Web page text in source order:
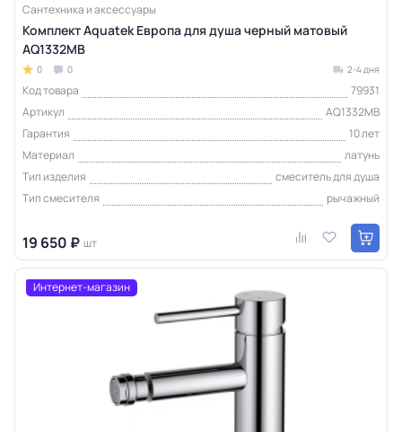
Сантехника и аксессуары
Комплект Aquatek Европа для душа черный матовый
AQ1332MB
0 0 2-4 дня
Код товара
79931
Артикул
AQ1332MB
Гарантия
10 лет
Материал
латунь
Тип изделия
смеситель для душа
Тип смесителя
рычажный
19 650 ₽ шт
Интернет-магазин